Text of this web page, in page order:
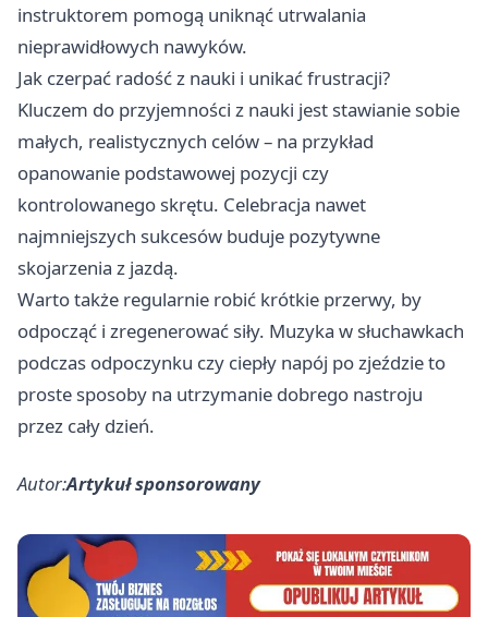
instruktorem pomogą uniknąć utrwalania
nieprawidłowych nawyków.
Jak czerpać radość z nauki i unikać frustracji?
Kluczem do przyjemności z nauki jest stawianie sobie
małych, realistycznych celów – na przykład
opanowanie podstawowej pozycji czy
kontrolowanego skrętu. Celebracja nawet
najmniejszych sukcesów buduje pozytywne
skojarzenia z jazdą.
Warto także regularnie robić krótkie przerwy, by
odpocząć i zregenerować siły. Muzyka w słuchawkach
podczas odpoczynku czy ciepły napój po zjeździe to
proste sposoby na utrzymanie dobrego nastroju
przez cały dzień.
Autor:Artykuł sponsorowany